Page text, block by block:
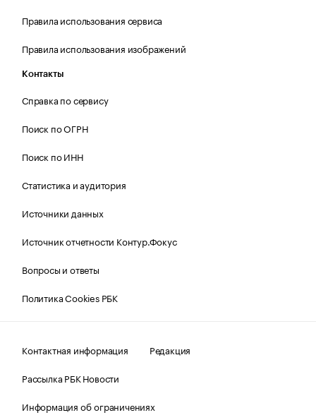
Правила использования сервиса
Правила использования изображений
Контакты
Справка по сервису
Поиск по ОГРН
Поиск по ИНН
Статистика и аудитория
Источники данных
Источник отчетности Контур.Фокус
Вопросы и ответы
Политика Cookies РБК
Контактная информация
Редакция
Рассылка РБК Новости
Информация об ограничениях